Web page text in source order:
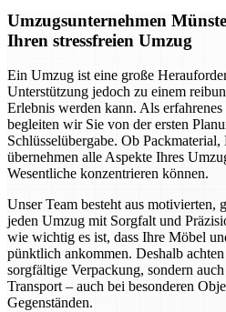
Umzugsunternehmen
Ihren stressfreien Umzug
Ein Umzug ist eine große
Unterstützung jedoch zu einem
Erlebnis werden kann. Als
begleiten wir Sie von der ersten
Schlüsselübergabe. Ob
übernehmen alle Aspekte Ihres
Wesentliche konzentrieren können.
Unser Team besteht aus motivierten,
jeden Umzug mit Sorgfalt und
wie wichtig es ist, dass Ihre Möbel
pünktlich ankommen. Deshalb
sorgfältige Verpackung, sondern
Transport – auch bei besonderen
Gegenständen.